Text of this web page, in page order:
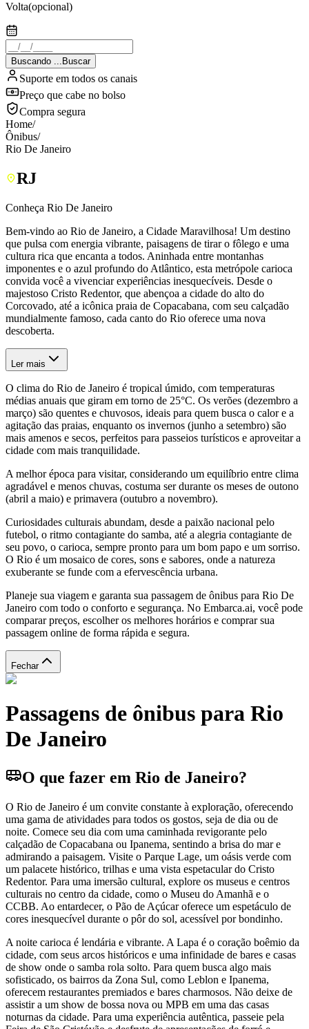
Volta(opcional)
Buscando ... Buscar
Suporte em todos os canais
Preço que cabe no bolso
Compra segura
Home/
Ônibus/
Rio De Janeiro
RJ
Conheça Rio De Janeiro
Bem-vindo ao Rio de Janeiro, a Cidade Maravilhosa! Um destino
que pulsa com energia vibrante, paisagens de tirar o fôlego e uma
cultura rica que encanta a todos. Aninhada entre montanhas
imponentes e o azul profundo do Atlântico, esta metrópole carioca
convida você a vivenciar experiências inesquecíveis. Desde o
majestoso Cristo Redentor, que abençoa a cidade do alto do
Corcovado, até a icônica praia de Copacabana, com seu calçadão
mundialmente famoso, cada canto do Rio oferece uma nova
descoberta.
Ler mais
O clima do Rio de Janeiro é tropical úmido, com temperaturas
médias anuais que giram em torno de 25°C. Os verões (dezembro a
março) são quentes e chuvosos, ideais para quem busca o calor e a
agitação das praias, enquanto os invernos (junho a setembro) são
mais amenos e secos, perfeitos para passeios turísticos e aproveitar a
cidade com mais tranquilidade.
A melhor época para visitar, considerando um equilíbrio entre clima
agradável e menos chuvas, costuma ser durante os meses de outono
(abril a maio) e primavera (outubro a novembro).
Curiosidades culturais abundam, desde a paixão nacional pelo
futebol, o ritmo contagiante do samba, até a alegria contagiante de
seu povo, o carioca, sempre pronto para um bom papo e um sorriso.
O Rio é um mosaico de cores, sons e sabores, onde a natureza
exuberante se funde com a efervescência urbana.
Planeje sua viagem e garanta sua passagem de ônibus para Rio De
Janeiro com todo o conforto e segurança. No Embarca.ai, você pode
comparar preços, escolher os melhores horários e comprar sua
passagem online de forma rápida e segura.
Fechar
Passagens de ônibus para Rio
De Janeiro
O que fazer em Rio de Janeiro?
O Rio de Janeiro é um convite constante à exploração, oferecendo
uma gama de atividades para todos os gostos, seja de dia ou de
noite. Comece seu dia com uma caminhada revigorante pelo
calçadão de Copacabana ou Ipanema, sentindo a brisa do mar e
admirando a paisagem. Visite o Parque Lage, um oásis verde com
um palacete histórico, trilhas e uma vista espetacular do Cristo
Redentor. Para uma imersão cultural, explore os museus e centros
culturais no centro da cidade, como o Museu do Amanhã e o
CCBB. Ao entardecer, o Pão de Açúcar oferece um espetáculo de
cores inesquecível durante o pôr do sol, acessível por bondinho.
A noite carioca é lendária e vibrante. A Lapa é o coração boêmio da
cidade, com seus arcos históricos e uma infinidade de bares e casas
de show onde o samba rola solto. Para quem busca algo mais
sofisticado, os bairros da Zona Sul, como Leblon e Ipanema,
oferecem restaurantes premiados e bares charmosos. Não deixe de
assistir a um show de bossa nova ou MPB em uma das casas
noturnas da cidade. Para uma experiência autêntica, passeie pela